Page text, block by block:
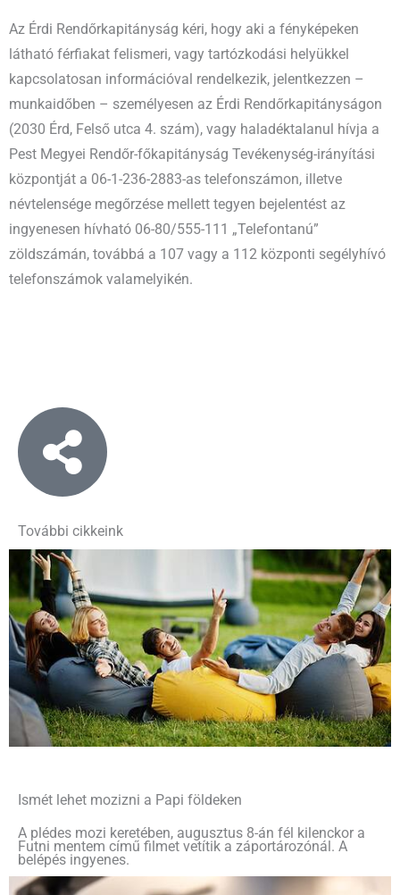
Az Érdi Rendőrkapitányság kéri, hogy aki a fényképeken
látható férfiakat felismeri, vagy tartózkodási helyükkel
kapcsolatosan információval rendelkezik, jelentkezzen –
munkaidőben – személyesen az Érdi Rendőrkapitányságon
(2030 Érd, Felső utca 4. szám), vagy haladéktalanul hívja a
Pest Megyei Rendőr-főkapitányság Tevékenység-irányítási
központját a 06-1-236-2883-as telefonszámon, illetve
névtelensége megőrzése mellett tegyen bejelentést az
ingyenesen hívható 06-80/555-111 „Telefontanú”
zöldszámán, továbbá a 107 vagy a 112 központi segélyhívó
telefonszámok valamelyikén.
További cikkeink
Ismét lehet mozizni a Papi földeken
A plédes mozi keretében, augusztus 8-án fél kilenckor a
Futni mentem című filmet vetítik a záportározónál. A
belépés ingyenes.